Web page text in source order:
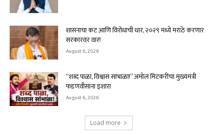
शासनाचा कट आणि विरोधाची धार, २०२९ मध्ये मराठे करणार
सरकारवर वार!
August 6, 2026
“शब्द पाळा, विश्वास सांभाळा!” अमोल मिटकरींचा मुख्यमंत्री
फडणवीसांना इशारा
August 6, 2026
Load more